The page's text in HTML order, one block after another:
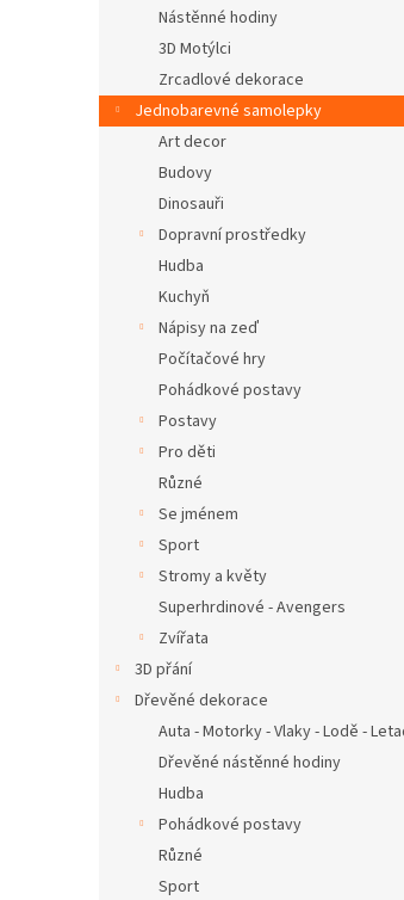
Nástěnné hodiny
3D Motýlci
Zrcadlové dekorace
Jednobarevné samolepky
Art decor
Budovy
Dinosauři
Dopravní prostředky
Hudba
Kuchyň
Nápisy na zeď
Počítačové hry
Pohádkové postavy
Postavy
Pro děti
Různé
Se jménem
Sport
Stromy a květy
Superhrdinové - Avengers
Zvířata
3D přání
Dřevěné dekorace
Auta - Motorky - Vlaky - Lodě -
Dřevěné nástěnné hodiny
Hudba
Pohádkové postavy
Různé
Sport